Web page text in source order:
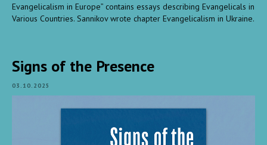
Evangelicalism in Europe” contains essays describing Evangelicals in
Various Countries. Sannikov wrote chapter Evangelicalism in Ukraine.
Signs of the Presence
03.10.2025